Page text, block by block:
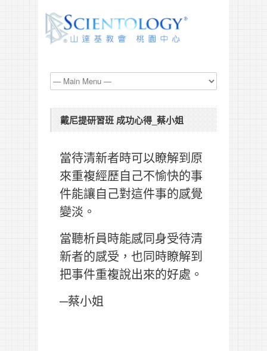
戴尼提研習班 成功心得_蔡小姐
當待清新者時可以瞭解到原
來重複經歷自己不愉快的事
件能讓自己對這件事的感覺
變淡。
當聽析員時能感同身受待清
新者的感受，也同時瞭解到
把事件重複說出來的好處。
─蔡小姐